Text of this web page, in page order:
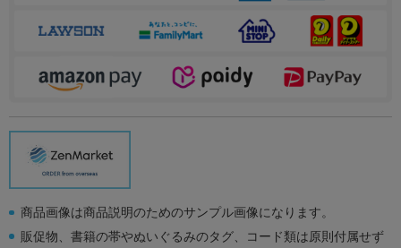
商品画像は商品説明のためのサンプル画像になります。
販促物、書籍の帯やぬいぐるみのタグ、コード類は原則付属せず